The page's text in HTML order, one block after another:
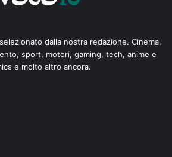
dalla nostra redazione. Cinema,
sport, motori, gaming, tech, anime e
e molto altro ancora.